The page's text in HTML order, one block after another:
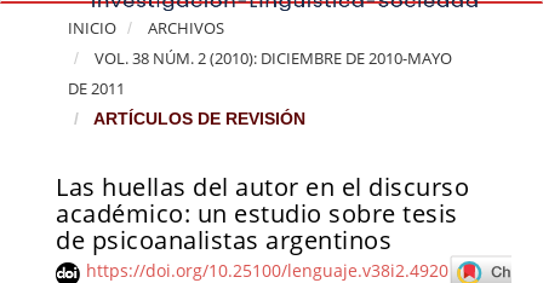
INICIO
ARCHIVOS
VOL. 38 NÚM. 2 (2010): DICIEMBRE DE 2010-MAYO
DE 2011
ARTÍCULOS DE REVISIÓN
Las huellas del autor en el discurso
académico: un estudio sobre tesis
de psicoanalistas argentinos
https://doi.org/10.25100/lenguaje.v38i2.4920
Barra lateral del artículo